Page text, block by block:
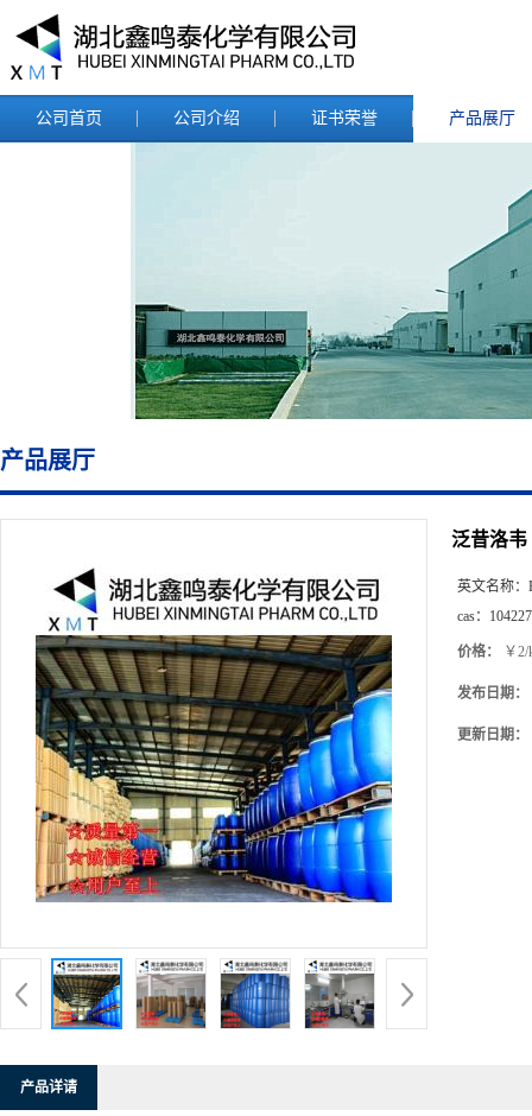
公司首页 公司介绍 证书荣誉 产品展厅
产品展厅
泛昔洛韦
英文名称：
cas：
价格： ￥2/
发布日期：
更新日期：
产品详请